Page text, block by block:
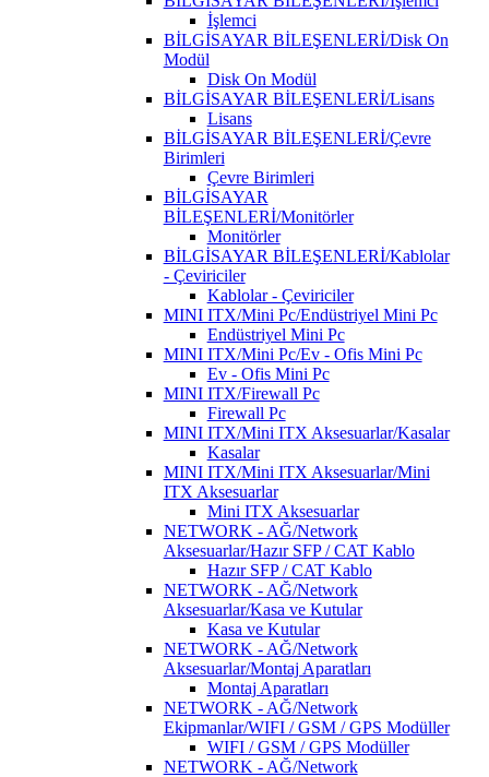
İşlemci
BİLGİSAYAR BİLEŞENLERİ/Disk On
Modül
Disk On Modül
BİLGİSAYAR BİLEŞENLERİ/Lisans
Lisans
BİLGİSAYAR BİLEŞENLERİ/Çevre
Birimleri
Çevre Birimleri
BİLGİSAYAR
BİLEŞENLERİ/Monitörler
Monitörler
BİLGİSAYAR BİLEŞENLERİ/Kablolar
- Çeviriciler
Kablolar - Çeviriciler
MINI ITX/Mini Pc/Endüstriyel Mini Pc
Endüstriyel Mini Pc
MINI ITX/Mini Pc/Ev - Ofis Mini Pc
Ev - Ofis Mini Pc
MINI ITX/Firewall Pc
Firewall Pc
MINI ITX/Mini ITX Aksesuarlar/Kasalar
Kasalar
MINI ITX/Mini ITX Aksesuarlar/Mini
ITX Aksesuarlar
Mini ITX Aksesuarlar
NETWORK - AĞ/Network
Aksesuarlar/Hazır SFP / CAT Kablo
Hazır SFP / CAT Kablo
NETWORK - AĞ/Network
Aksesuarlar/Kasa ve Kutular
Kasa ve Kutular
NETWORK - AĞ/Network
Aksesuarlar/Montaj Aparatları
Montaj Aparatları
NETWORK - AĞ/Network
Ekipmanlar/WIFI / GSM / GPS Modüller
WIFI / GSM / GPS Modüller
NETWORK - AĞ/Network